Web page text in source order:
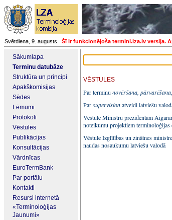
Svētdiena, 9. augusts Šī ir funkcionējoša termini.lza.lv versija.
Sākumlapa
Terminu datubāze
Struktūra un principi
Apakškomisijas
Sēdes
Lēmumi
Protokoli
Vēstules
Publikācijas
Konsultācijas
Vārdnīcas
EuroTermBank
Par portālu
Kontakti
Resursi internetā
«Terminoloģijas
Jaunumi»
VĒSTULES
Par terminu novēršana,
Parsupervisionatveidi latviešu
Vēstule Ministru prezidentam
noteikumu projektiem terminoloģijas
Vēstule Izglītības un zinātnes
naudas nosaukumu latviešu valodā